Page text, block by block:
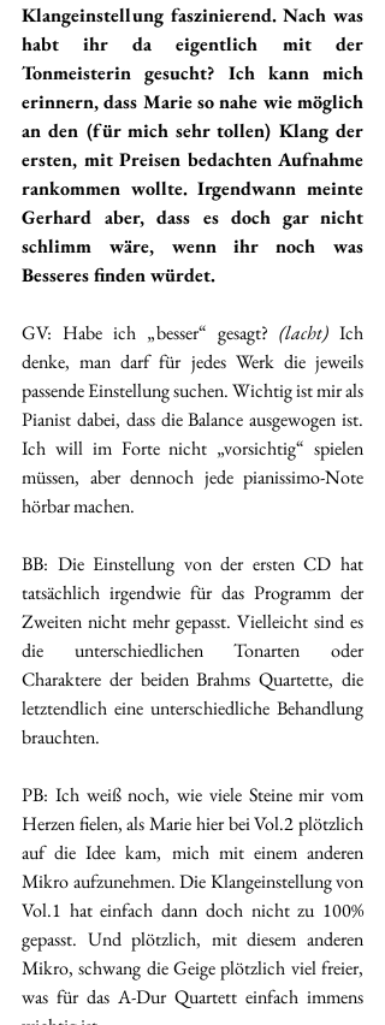
Klangeinstellung faszinierend. Nach was
habt ihr da eigentlich mit der
Tonmeisterin gesucht? Ich kann mich
erinnern, dass Marie so nahe wie möglich
an den (für mich sehr tollen) Klang der
ersten, mit Preisen bedachten Aufnahme
rankommen wollte. Irgendwann meinte
Gerhard aber, dass es doch gar nicht
schlimm wäre, wenn ihr noch was
Besseres finden würdet.
GV: Habe ich „besser“ gesagt? (lacht) Ich
denke, man darf für jedes Werk die jeweils
passende Einstellung suchen. Wichtig ist mir als
Pianist dabei, dass die Balance ausgewogen ist.
Ich will im Forte nicht „vorsichtig“ spielen
müssen, aber dennoch jede pianissimo-Note
hörbar machen.
BB: Die Einstellung von der ersten CD hat
tatsächlich irgendwie für das Programm der
Zweiten nicht mehr gepasst. Vielleicht sind es
die unterschiedlichen Tonarten oder
Charaktere der beiden Brahms Quartette, die
letztendlich eine unterschiedliche Behandlung
brauchten.
PB: Ich weiß noch, wie viele Steine mir vom
Herzen fielen, als Marie hier bei Vol.2 plötzlich
auf die Idee kam, mich mit einem anderen
Mikro aufzunehmen. Die Klangeinstellung von
Vol.1 hat einfach dann doch nicht zu 100%
gepasst. Und plötzlich, mit diesem anderen
Mikro, schwang die Geige plötzlich viel freier,
was für das A-Dur Quartett einfach immens